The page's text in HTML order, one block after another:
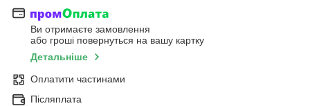
Ви отримаєте замовлення
або гроші повернуться на вашу картку
Детальніше
Оплатити частинами
Післяплата